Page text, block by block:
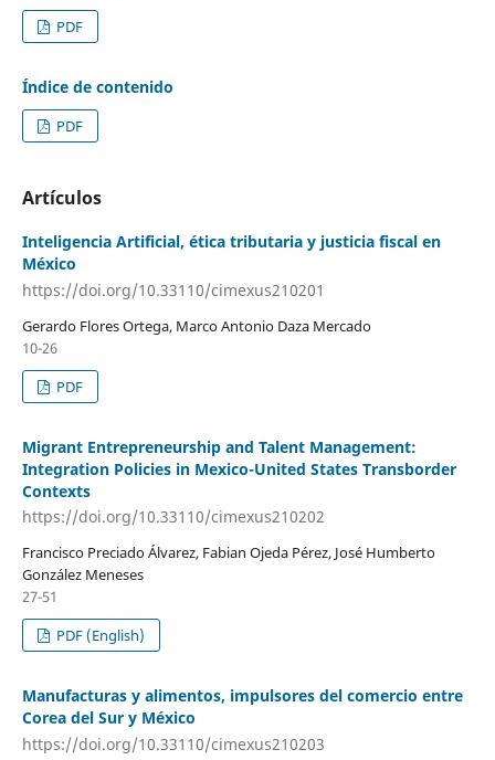
PDF
Índice de contenido
PDF
Artículos
Inteligencia Artificial, ética tributaria y justicia fiscal en
México
https://doi.org/10.33110/cimexus210201
Gerardo Flores Ortega, Marco Antonio Daza Mercado
10-26
PDF
Migrant Entrepreneurship and Talent Management:
Integration Policies in Mexico-United States Transborder
Contexts
https://doi.org/10.33110/cimexus210202
Francisco Preciado Álvarez, Fabian Ojeda Pérez, José Humberto
González Meneses
27-51
PDF (English)
Manufacturas y alimentos, impulsores del comercio entre
Corea del Sur y México
https://doi.org/10.33110/cimexus210203